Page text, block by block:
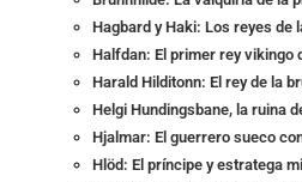
Hagbard y Haki: Los reyes de
Halfdan: El primer rey vikingo
Harald Hilditonn: El rey de la
Helgi Hundingsbane, la ruina
Hjalmar: El guerrero sueco
Hlöd: El príncipe y estratega